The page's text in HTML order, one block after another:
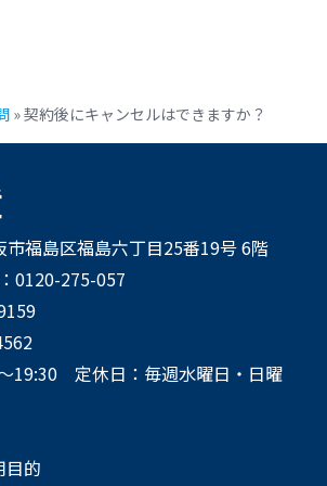
»契約後にキャンセルはできますか？
市福島区福島六丁目25番19号 6階
0120-275-057
19:30 定休日：毎週水曜日・日曜
目的